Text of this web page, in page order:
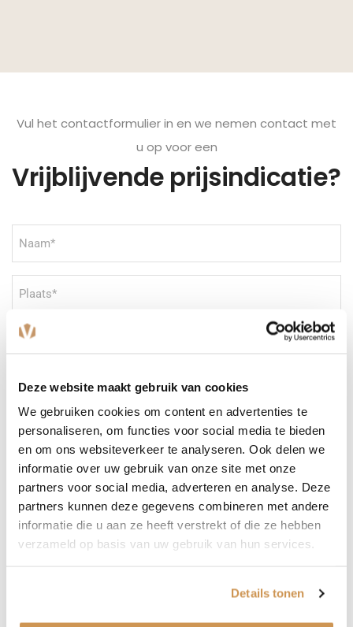
Deze website maakt gebruik van cookies
We gebruiken cookies om content en advertenties te
personaliseren, om functies voor social media te bieden
en om ons websiteverkeer te analyseren. Ook delen we
informatie over uw gebruik van onze site met onze
partners voor social media, adverteren en analyse. Deze
partners kunnen deze gegevens combineren met andere
informatie die u aan ze heeft verstrekt of die ze hebben
verzameld op basis van uw gebruik van hun services.
Details tonen
Vul het contactformulier in en we nemen contact met
u op voor een
Vrijblijvende prijsindicatie?
Naam
Plaats
E-
Telefoonnummer
Bericht (Vereist)